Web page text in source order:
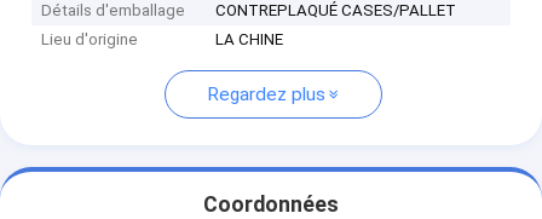
Détails d'emballage
CONTREPLAQUÉ CASES/PALLET
Lieu d'origine
LA CHINE
Regardez plus
Coordonnées